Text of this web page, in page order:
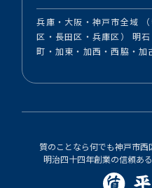
兵庫・大阪・神戸市全域
区・長田区・兵庫区） 明
町・加東・加西・西脇・加
質のことなら何でも神戸市西
明治四十四年創業の信頼あ